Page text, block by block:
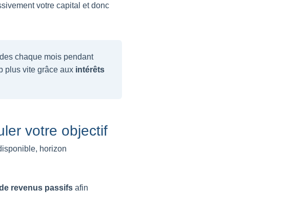
votre capital et donc
chaque mois pendant
plus vite grâce aux intérêts
votre objectif
horizon
revenus passifs afin